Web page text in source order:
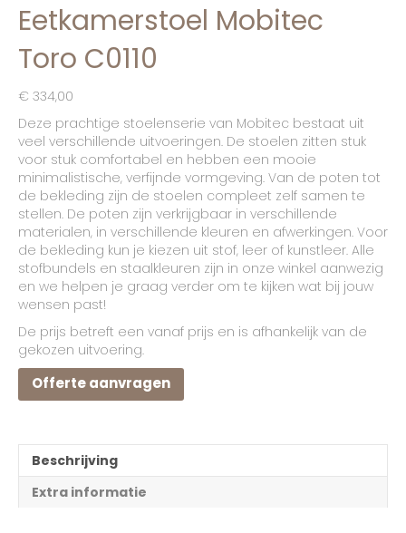
Eetkamerstoel Mobitec
Toro C0110
€ 334,00
Deze prachtige stoelenserie van Mobitec bestaat uit
veel verschillende uitvoeringen. De stoelen zitten stuk
voor stuk comfortabel en hebben een mooie
minimalistische, verfijnde vormgeving. Van de poten tot
de bekleding zijn de stoelen compleet zelf samen te
stellen. De poten zijn verkrijgbaar in verschillende
materialen, in verschillende kleuren en afwerkingen. Voor
de bekleding kun je kiezen uit stof, leer of kunstleer. Alle
stofbundels en staalkleuren zijn in onze winkel aanwezig
en we helpen je graag verder om te kijken wat bij jouw
wensen past!
De prijs betreft een vanaf prijs en is afhankelijk van de
gekozen uitvoering.
Offerte aanvragen
Beschrijving
Extra informatie